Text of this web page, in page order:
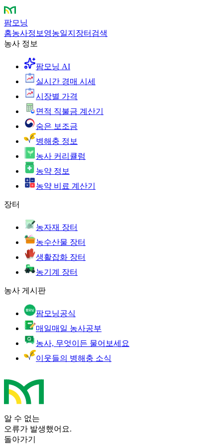
팜모닝
홈농사정보 영농일지 장터 검색
농사 정보
팜모닝 AI
실시간 경매 시세
시장별 가격
면적 직불금 계산기
숨은 보조금
병해충 정보
농사 커리큘럼
농약 정보
농약 비료 계산기
장터
농자재 장터
농수산물 장터
생활잡화 장터
농기계 장터
농사 게시판
팜모닝공식
매일매일 농사공부
농사, 무엇이든 물어보세요
이웃들의 병해충 소식
알 수 없는
오류가 발생했어요.
돌아가기